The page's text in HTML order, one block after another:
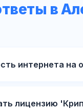
в
интернета на
лицензию